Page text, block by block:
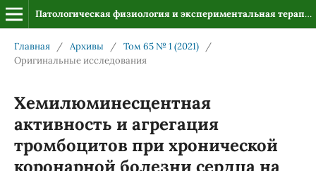
Патологическая физиология и экспериментальная терапия
Главная / Архивы / Том 65 № 1 (2021)
/
Оригинальные исследования
Хемилюминесцентная
активность и агрегация
тромбоцитов при хронической
коронарной болезни сердца на